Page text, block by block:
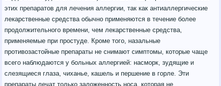
этих препаратов для лечения аллергии, так как антиаллергические
лекарственные средства обычно применяются в течение более
продолжительного времени, чем лекарственные средства,
применяемые при простуде. Кроме того, назальные
противозастойные препараты не снимают симптомы, которые чаще
всего наблюдаются у больных аллергией: насморк, зудящие и
слезящиеся глаза, чиханье, кашель и першение в горле. Эти
препараты лечат только заложенность носа, которая не